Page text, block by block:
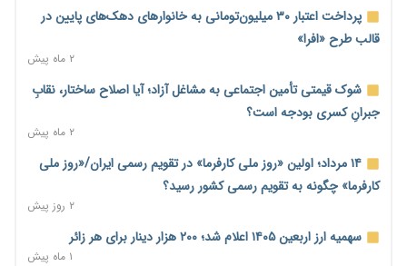
ترمز تولید خودرو کشیده شد؛ افت ۲۵ درصدی تیراژ ایران‌خودرو،
سایپا و پارس‌خودرو
۲ روز پیش
بنگاه‌داری بانک‌ها؛ مانع بزرگ خانه‌دار شدن مستأجران
نماینده مجلس: توسعه مرزهای زمینی به راهبرد تأمین کالاهای
اساسی تبدیل شود
خانه کارگر قزوین: شکاف دستمزد و هزینه معیشت هر روز عمیق‌تر
می‌شود
۲ روز پیش
پرداخت اعتبار ۳۰ میلیون‌تومانی به خانوارهای دهک‌های پایین در
قالب طرح «افرا»
۲ ماه پیش
شوک قیمتی تأمین اجتماعی به مشاغل آزاد؛ آیا اصلاح ساختار، نقابِ
جبرانِ کسری بودجه است؟
۲ ماه پیش
۱۴ مرداد؛ اولین «روز ملی کارفرما» در تقویم رسمی ایران/«روز ملی
کارفرما» چگونه به تقویم رسمی کشور رسید؟
۲ روز پیش
سهمیه ارز اربعین ۱۴۰۵ اعلام شد؛ ۲۰۰ هزار دینار برای هر زائر
۱ ماه پیش